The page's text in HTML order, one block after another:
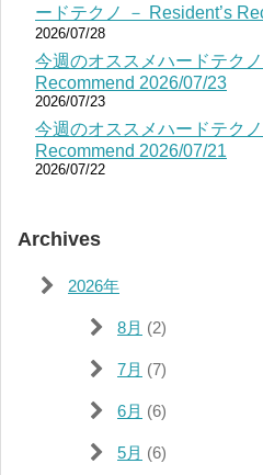
ードテクノ － Resident’s
2026/07/28
今週のオススメハードテク
Recommend 2026/07/23
2026/07/23
今週のオススメハードテク
Recommend 2026/07/21
2026/07/22
Archives
2026年
8月 (2)
7月 (7)
6月 (6)
5月 (6)